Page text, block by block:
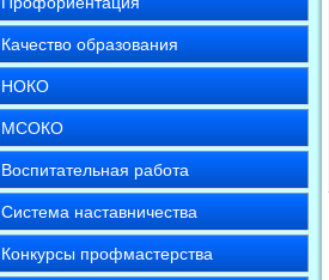
Качество образования
НОКО
МСОКО
Воспитательная работа
Система наставничества
Конкурсы профмастерства